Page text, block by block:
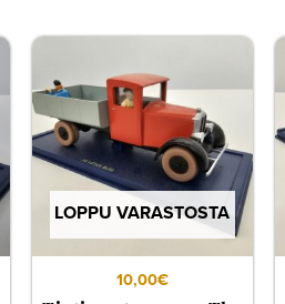
LOPPU VARASTOSTA
10,00€